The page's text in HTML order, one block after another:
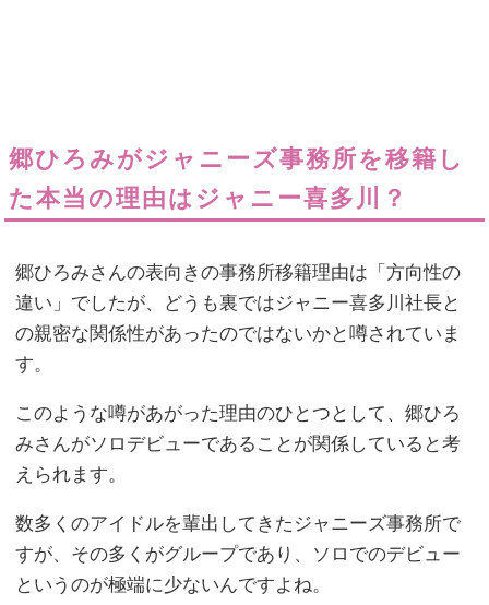
郷ひろみがジャニーズ事務所を移籍し
た本当の理由はジャニー喜多川？
郷ひろみさんの表向きの事務所移籍理由は「方向性の
違い」でしたが、どうも裏ではジャニー喜多川社長と
の親密な関係性があったのではないかと噂されていま
す。
このような噂があがった理由のひとつとして、郷ひろ
みさんがソロデビューであることが関係していると考
えられます。
数多くのアイドルを輩出してきたジャニーズ事務所で
すが、その多くがグループであり、ソロでのデビュー
というのが極端に少ないんですよね。